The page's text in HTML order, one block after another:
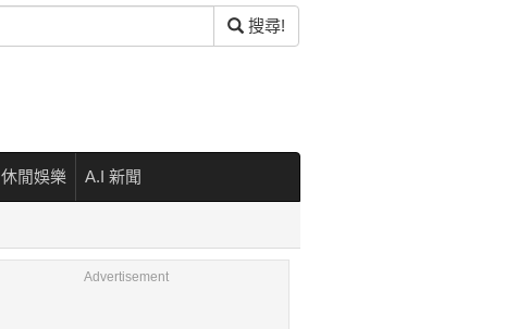
搜尋!
休閒娛樂 A.I 新聞
Advertisement